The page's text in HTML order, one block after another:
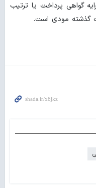
گواهی پرداخت یا ترتیب
گذشته مودی است.